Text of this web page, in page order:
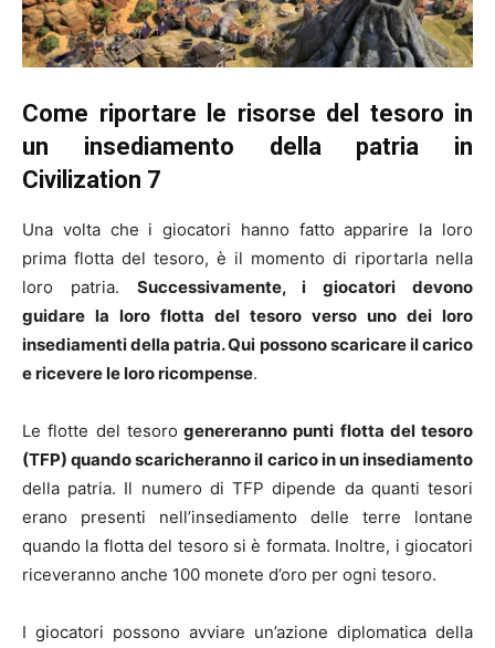
Come riportare le risorse del tesoro in
un insediamento della patria in
Civilization 7
Una volta che i giocatori hanno fatto apparire la loro
prima flotta del tesoro, è il momento di riportarla nella
loro patria. Successivamente, i giocatori devono
guidare la loro flotta del tesoro verso uno dei loro
insediamenti della patria. Qui possono scaricare il carico
e ricevere le loro ricompense.
Le flotte del tesoro genereranno punti flotta del tesoro
(TFP) quando scaricheranno il carico in un insediamento
della patria. Il numero di TFP dipende da quanti tesori
erano presenti nell’insediamento delle terre lontane
quando la flotta del tesoro si è formata. Inoltre, i giocatori
riceveranno anche 100 monete d’oro per ogni tesoro.
I giocatori possono avviare un’azione diplomatica della